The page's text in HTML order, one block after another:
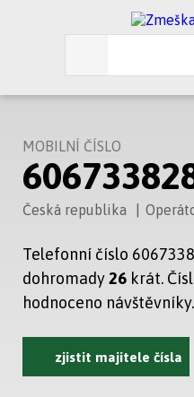
MOBILNÍ ČÍSLO
Česká republika
Telefonní číslo
dohromady26krát.
hodnoceno návštěvníky.
zjistit majitele čísla